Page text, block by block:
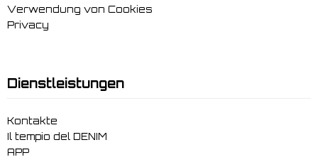
Verwendung von Cookies
Privacy
Dienstleistungen
Kontakte
Il tempio del DENIM
APP